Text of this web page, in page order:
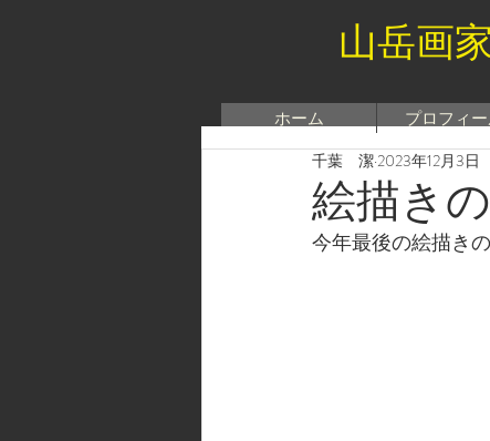
山岳画
ホーム プロフィ
絵描き
千葉 潔 2023年12月3日
今年最後の絵描き